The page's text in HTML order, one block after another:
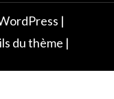
|
du thème |